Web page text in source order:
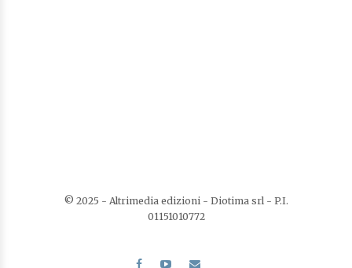
© 2025 - Altrimedia edizioni - Diotima srl - P.I.
01151010772